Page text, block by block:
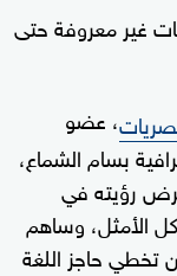
غير معروفة حتى
، عضو
بسام الشماع،
رؤيته في
الأمثل، وساهم
تخطي حاجز اللغة